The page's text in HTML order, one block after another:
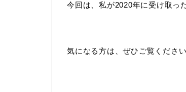
今回は、私が2020年に受け取っ
気になる方は、ぜひご覧ください